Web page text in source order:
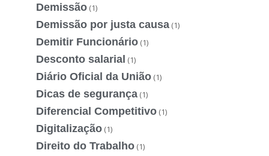
Demissão (1)
Demissão por justa causa (1)
Demitir Funcionário (1)
Desconto salarial (1)
Diário Oficial da União (1)
Dicas de segurança (1)
Diferencial Competitivo (1)
Digitalização (1)
Direito do Trabalho (1)